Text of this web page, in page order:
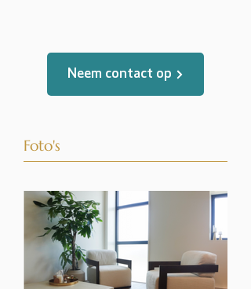
Neem contact op
Foto's